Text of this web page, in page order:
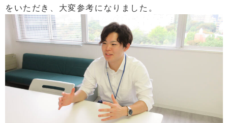
をいただき、大変参考になりました。